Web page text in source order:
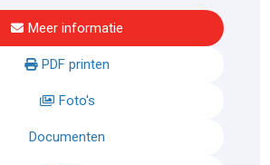
Meer informatie
PDF printen
Foto's
Documenten